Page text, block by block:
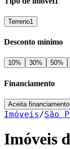
Terreno1
Desconto mínimo
10% 30% 50%
Financiamento
Aceita financiamento
Imóveis/São
Imóveis